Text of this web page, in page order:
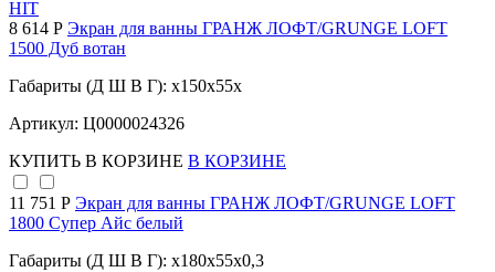
HIT
8 614 Р Экран для ванны ГРАНЖ ЛОФТ/GRUNGE LOFT
1500 Дуб вотан
Габариты (Д Ш В Г): x150x55x
Артикул: Ц0000024326
КУПИТЬ В КОРЗИНЕ В КОРЗИНЕ
11 751 Р Экран для ванны ГРАНЖ ЛОФТ/GRUNGE LOFT
1800 Супер Айс белый
Габариты (Д Ш В Г): x180x55x0,3